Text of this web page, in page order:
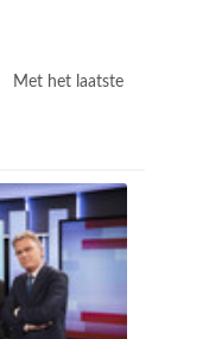
Met het laatste